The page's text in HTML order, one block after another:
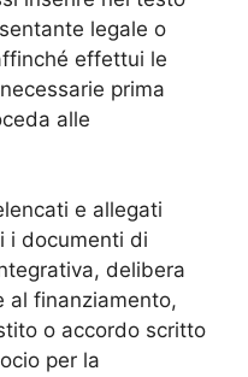
legale o
effettui le
prima
alle
e allegati
i documenti di
delibera
al finanziamento,
o accordo scritto
per la